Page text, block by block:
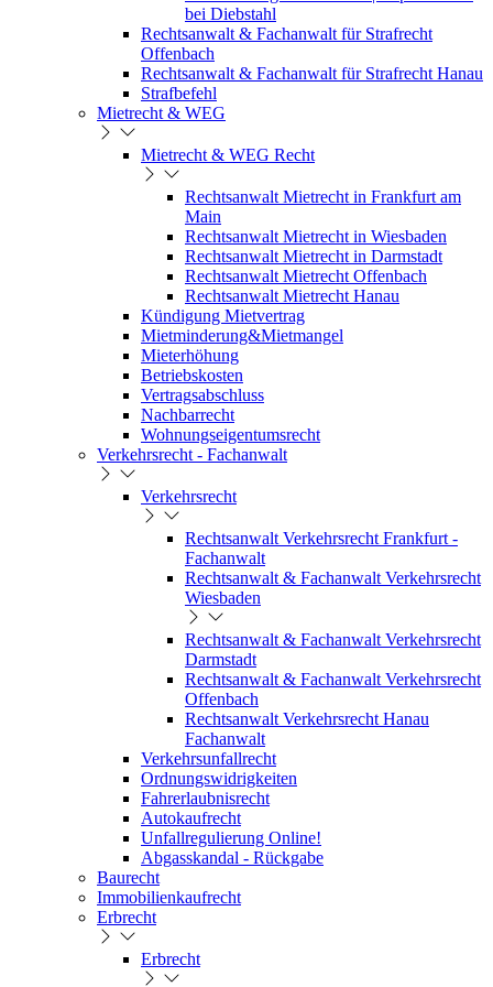
bei Diebstahl
Rechtsanwalt & Fachanwalt für Strafrecht
Offenbach
Rechtsanwalt & Fachanwalt für Strafrecht Hanau
Strafbefehl
Mietrecht & WEG
Mietrecht & WEG Recht
Rechtsanwalt Mietrecht in Frankfurt am
Main
Rechtsanwalt Mietrecht in Wiesbaden
Rechtsanwalt Mietrecht in Darmstadt
Rechtsanwalt Mietrecht Offenbach
Rechtsanwalt Mietrecht Hanau
Kündigung Mietvertrag
Mietminderung&Mietmangel
Mieterhöhung
Betriebskosten
Vertragsabschluss
Nachbarrecht
Wohnungseigentumsrecht
Verkehrsrecht - Fachanwalt
Verkehrsrecht
Rechtsanwalt Verkehrsrecht Frankfurt -
Fachanwalt
Rechtsanwalt & Fachanwalt Verkehrsrecht
Wiesbaden
Rechtsanwalt & Fachanwalt Verkehrsrecht
Darmstadt
Rechtsanwalt & Fachanwalt Verkehrsrecht
Offenbach
Rechtsanwalt Verkehrsrecht Hanau
Fachanwalt
Verkehrsunfallrecht
Ordnungswidrigkeiten
Fahrerlaubnisrecht
Autokaufrecht
Unfallregulierung Online!
Abgasskandal - Rückgabe
Baurecht
Immobilienkaufrecht
Erbrecht
Erbrecht